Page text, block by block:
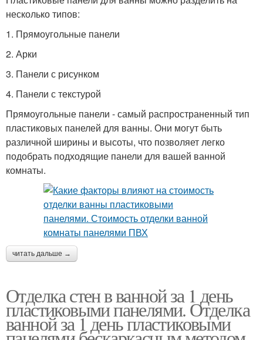
несколько типов:
1. Прямоугольные панели
2. Арки
3. Панели с рисунком
4. Панели с текстурой
Прямоугольные панели - самый распространенный тип
пластиковых панелей для ванны. Они могут быть
различной ширины и высоты, что позволяет легко
подобрать подходящие панели для вашей ванной
комнаты.
читать дальше →
Отделка стен в ванной за 1 день
пластиковыми панелями. Отделка
ванной за 1 день пластиковыми